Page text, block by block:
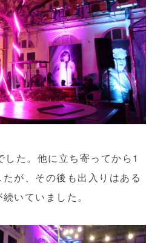
た。他に立ち寄ってから1
が、その後も出入りはある
いていました。